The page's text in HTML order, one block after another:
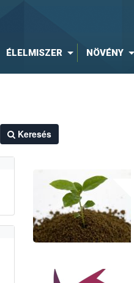
ÉLELMISZER NÖVÉNY
Keresés